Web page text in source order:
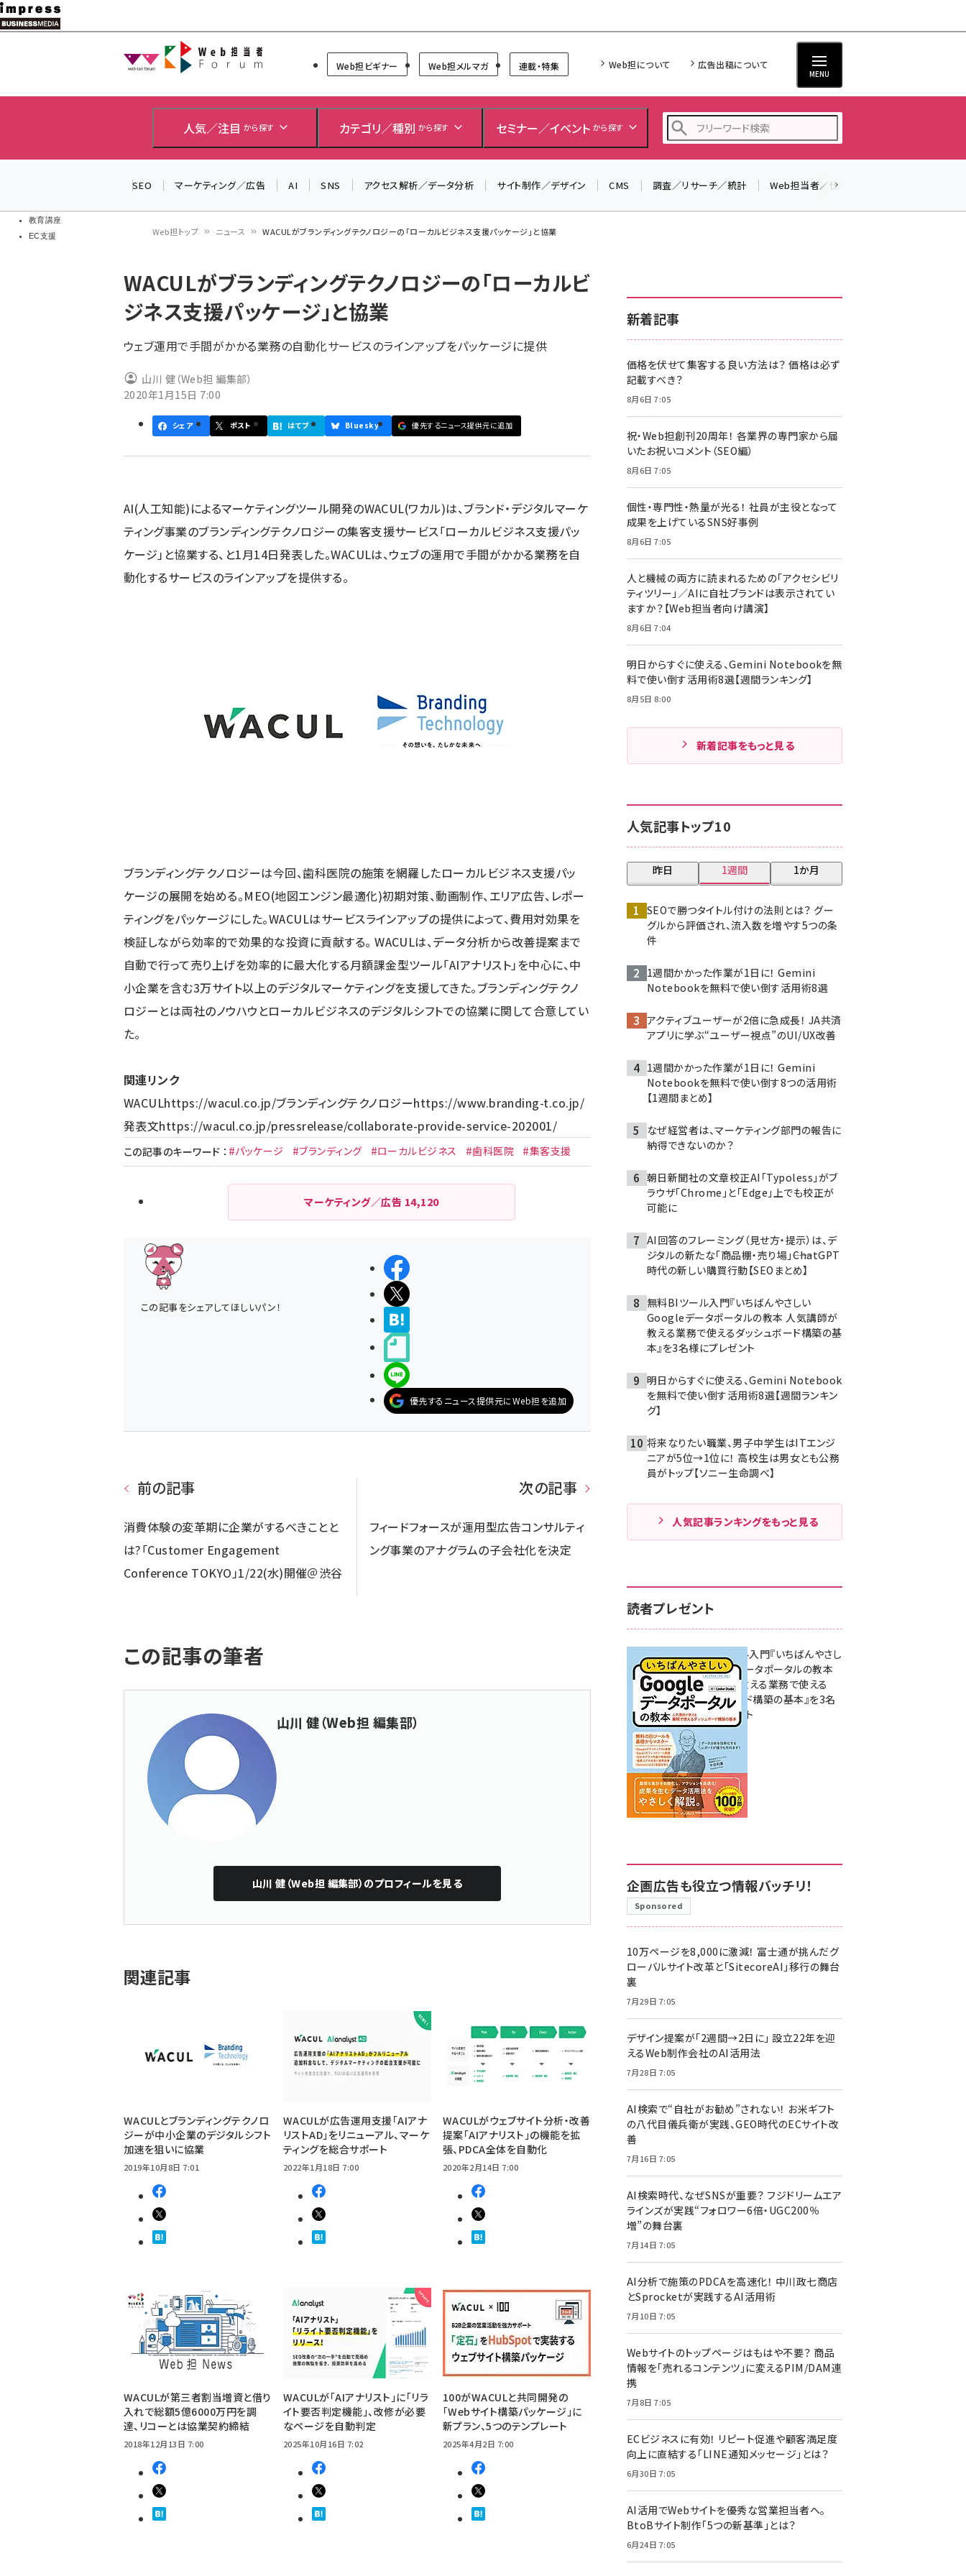
メ
イ
教育講座
EC支援
Web担当者Forum
Web担ビギナー Web担メルマガ 連載・特集 Web担について 広告出稿について
MENU
人気／注目 から探す カテゴリ／種別 から探す セミナー／イベント から探す
z世代 (1622)
meo (1275)
SEO マーケティング／広告 AI SNS アクセス解析／データ分析 サイト制作／デザイン CMS 調査／リサーチ／統計 Web担当者／仕事
ン
く
ず
Web担トップ ニュース WACULがブランディングテクノロジーの「ローカルビジネス支援パッケージ」と協業
WACULがブランディングテクノロジーの「ローカルビ
ジネス支援パッケージ」と協業
ウェブ運用で手間がかかる業務の自動化サービスのラインアップをパッケージに提供
山川 健（Web担 編集部）
2020年1月15日 7:00
シェア ポスト はてブ Bluesky 優先するニュース提供元に追加
AI(人工知能)によるマーケティングツール開発のWACUL(ワカル)は、ブランド・デジタルマーケ
ティング事業のブランディングテクノロジーの集客支援サービス「ローカルビジネス支援パッ
ケージ」と協業する、と1月14日発表した。WACULは、ウェブの運用で手間がかかる業務を自
動化するサービスのラインアップを提供する。
ブランディングテクノロジーは今回、歯科医院の施策を網羅したローカルビジネス支援パッ
ケージの展開を始める。MEO(地図エンジン最適化)初期対策、動画制作、エリア広告、レポー
ティングをパッケージにした。WACULはサービスラインアップの提供によって、費用対効果を
検証しながら効率的で効果的な投資に貢献する。 WACULは、データ分析から改善提案まで
自動で行って売り上げを効率的に最大化する月額課金型ツール「AIアナリスト」を中心に、中
小企業を含む3万サイト以上のデジタルマーケティングを支援してきた。ブランディングテクノ
ロジーとは両社のノウハウとローカルビジネスのデジタルシフトでの協業に関して合意してい
た。
関連リンク
WACULhttps://wacul.co.jp/ブランディングテクノロジーhttps://www.branding-t.co.jp/
発表文https://wacul.co.jp/pressrelease/collaborate-provide-service-202001/
この記事のキーワード ： #パッケージ #ブランディング #ローカルビジネス #歯科医院 #集客支援
マーケティング／広告 14,120
この記事をシェアしてほしいパン！
シェアする
ポストする
LINEで送る
優先するニュース提供元にWeb担を追加
前の記事
消費体験の変革期に企業がするべきことと
は?「Customer Engagement
Conference TOKYO」1/22(水)開催＠渋谷
次の記事
フィードフォースが運用型広告コンサルティ
ング事業のアナグラムの子会社化を決定
この記事の筆者
山川 健（Web担 編集部）
山川 健（Web担 編集部） のプロフィールを見る
関連記事
WACULとブランディングテクノロ
ジーが中小企業のデジタルシフト
加速を狙いに協業
2019年10月8日 7:01
WACULが広告運用支援「AIアナ
リストAD」をリニューアル、マーケ
ティングを総合サポート
2022年1月18日 7:00
WACULがウェブサイト分析・改善
提案「AIアナリスト」の機能を拡
張、PDCA全体を自動化
2020年2月14日 7:00
WACULが第三者割当増資と借り
入れで総額5億6000万円を調
達、リコーとは協業契約締結
2018年12月13日 7:00
WACULが「AIアナリスト」に「リラ
イト要否判定機能」、改修が必要
なページを自動判定
2025年10月16日 7:02
100がWACULと共同開発の
「Webサイト構築パッケージ」に
新プラン、5つのテンプレート
2025年4月2日 7:00
新着記事
価格を伏せて集客する良い方法は？ 価格は必ず
記載すべき？
8月6日 7:05
祝・Web担創刊20周年！ 各業界の専門家から届
いたお祝いコメント（SEO編）
8月6日 7:05
個性・専門性・熱量が光る！ 社員が主役となって
成果を上げているSNS好事例
8月6日 7:05
人と機械の両方に読まれるための「アクセシビリ
ティツリー」／AIに自社ブランドは表示されてい
ますか？【Web担当者向け講演】
8月6日 7:04
明日からすぐに使える、Gemini Notebookを無
料で使い倒す活用術8選【週間ランキング】
8月5日 8:00
新着記事をもっと見る
人気記事トップ10
昨日 1週間 1か月
SEOで勝つタイトル付けの法則とは？ グー
グルから評価され、流入数を増やす5つの条
件
1週間かかった作業が1日に！ Gemini
Notebookを無料で使い倒す活用術8選
アクティブユーザーが2倍に急成長！ JA共済
アプリに学ぶ“ユーザー視点”のUI/UX改善
1週間かかった作業が1日に！ Gemini
Notebookを無料で使い倒す8つの活用術
【1週間まとめ】
なぜ経営者は、マーケティング部門の報告に
納得できないのか？
朝日新聞社の文章校正AI「Typoless」がブ
ラウザ「Chrome」と「Edge」上でも校正が
可能に
AI回答のフレーミング（見せ方・提示）は、デ
ジタルの新たな「商品棚・売り場」――ChatGPT
時代の新しい購買行動【SEOまとめ】
無料BIツール入門『いちばんやさしい
Googleデータポータルの教本 人気講師が
教える業務で使えるダッシュボード構築の基
本』を3名様にプレゼント
明日からすぐに使える、Gemini Notebook
を無料で使い倒す活用術8選【週間ランキン
グ】
将来なりたい職業、男子中学生はITエンジ
ニアが5位→1位に！ 高校生は男女とも公務
員がトップ【ソニー生命調べ】
人気記事ランキングをもっと見る
読者プレゼント
無料BIツール入門『いちばんやさし
いGoogleデータポータルの教本
人気講師が教える業務で使える
ダッシュボード構築の基本』を3名
様にプレゼント
7月31日 10:00
企画広告も役立つ情報バッチリ！
Sponsored
10万ページを8,000に激減！ 富士通が挑んだグ
ローバルサイト改革と「SitecoreAI」移行の舞台
裏
7月29日 7:05
デザイン提案が「2週間→2日に」 設立22年を迎
えるWeb制作会社のAI活用法
7月28日 7:05
AI検索で“自社がお勧め”されない！ お米ギフト
の八代目儀兵衛が実践、GEO時代のECサイト改
善
7月16日 7:05
AI検索時代、なぜSNSが重要？ フジドリームエア
ラインズが実践“フォロワー6倍・UGC200％
増”の舞台裏
7月14日 7:05
AI分析で施策のPDCAを高速化！ 中川政七商店
とSprocketが実践するAI活用術
7月10日 7:05
Webサイトのトップページはもはや不要？ 商品
情報を「売れるコンテンツ」に変えるPIM/DAM連
携
7月8日 7:05
ECビジネスに有効！ リピート促進や顧客満足度
向上に直結する「LINE通知メッセージ」とは？
6月30日 7:05
AI活用でWebサイトを優秀な営業担当者へ。
BtoBサイト制作「5つの新基準」とは？
6月24日 7:05